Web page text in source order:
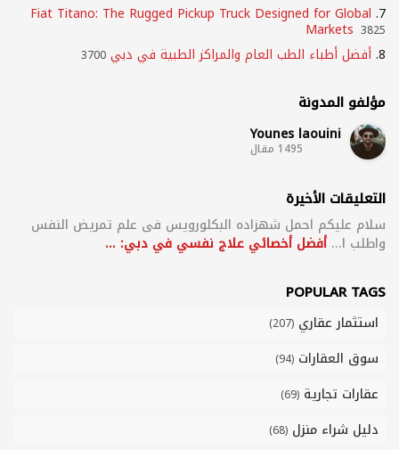
7.
Fiat Titano: The Rugged Pickup Truck Designed for Global
Markets 3825
8. أفضل أطباء الطب العام والمراكز الطبية في دبي 3700
مؤلفو المدونة
Younes laouini
1495 مقال
التعليقات الأخيرة
سلام علیکم احمل شهزاده البکلورویس فی علم تمریض النفس
واطلب ا...أفضل أخصائي علاج نفسي في دبي: ...
POPULAR TAGS
استثمار عقاري (207)
سوق العقارات (94)
عقارات تجارية (69)
دليل شراء منزل (68)